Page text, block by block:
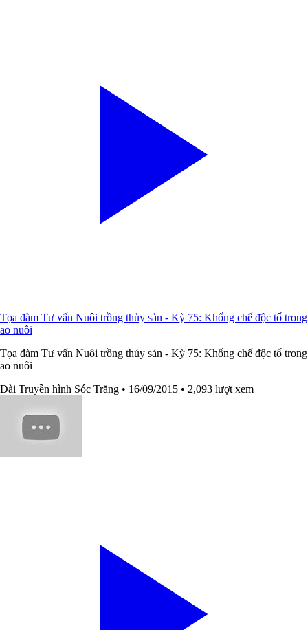
Tọa đàm Tư vấn Nuôi trồng thủy sản - Kỳ 75: Khống chế độc tố trong
ao nuôi
Tọa đàm Tư vấn Nuôi trồng thủy sản - Kỳ 75: Khống chế độc tố trong
ao nuôi
Đài Truyền hình Sóc Trăng • 16/09/2015 • 2,093 lượt xem